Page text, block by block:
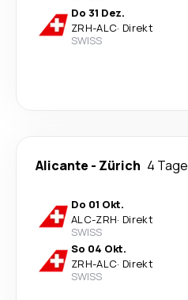
Do 31 Dez.
ZRH-ALC· Direkt
SWISS
Alicante - Zürich 4 Tage
Do 01 Okt.
ALC-ZRH· Direkt
SWISS
So 04 Okt.
ZRH-ALC· Direkt
SWISS